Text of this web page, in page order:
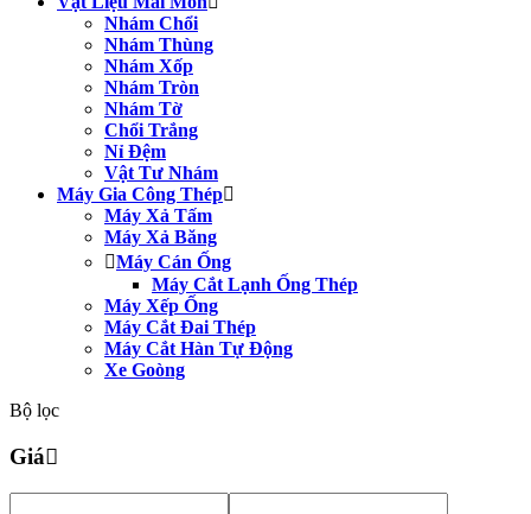
Nhám Chổi
Nhám Thùng
Nhám Xốp
Nhám Tròn
Nhám Tờ
Chổi Trắng
Nỉ Đệm
Vật Tư Nhám
Máy Gia Công Thép
Máy Xả Tấm
Máy Xả Băng
Máy Cán Ống
Máy Cắt Lạnh Ống Thép
Máy Xếp Ống
Máy Cắt Đai Thép
Máy Cắt Hàn Tự Động
Xe Goòng
Bộ lọc
Giá